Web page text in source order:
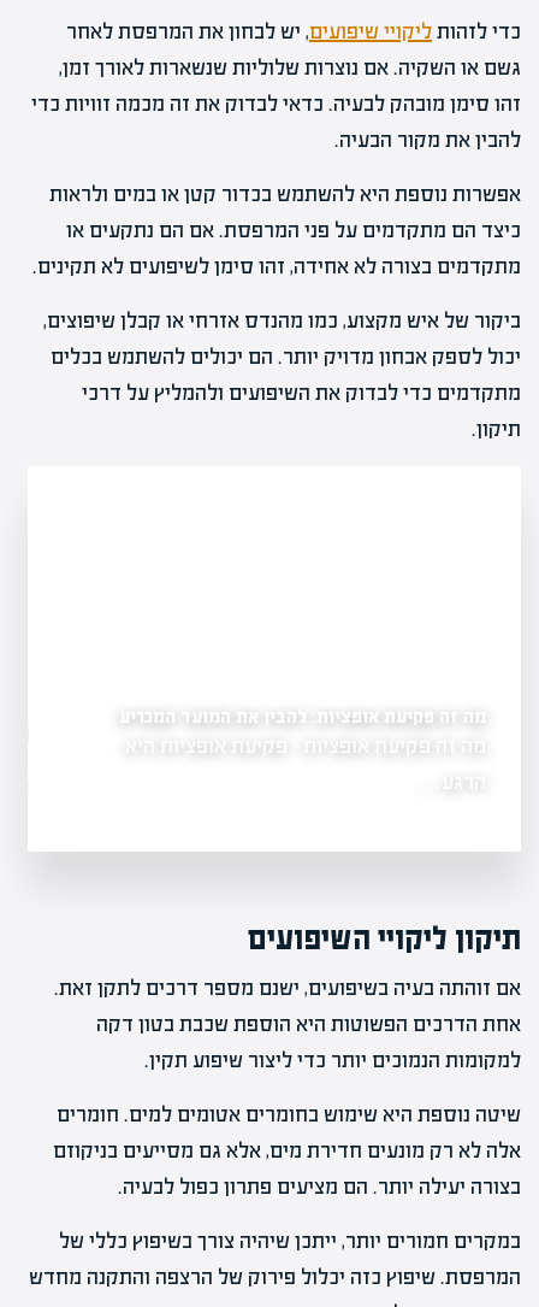
כדי לזהותליקויי שיפועים, יש לבחון את המרפסת לאחר
גשם או השקיה. אם נוצרות שלוליות שנשארות לאורך זמן,
זהו סימן מובהק לבעיה. כדאי לבדוק את זה מכמה זוויות כדי
להבין את מקור הבעיה.
אפשרות נוספת היא להשתמש בכדור קטן או במים ולראות
כיצד הם מתקדמים על פני המרפסת. אם הם נתקעים או
מתקדמים בצורה לא אחידה, זהו סימן לשיפועים לא תקינים.
ביקור של איש מקצוע, כמו מהנדס אזרחי או קבלן שיפוצים,
יכול לספק אבחון מדויק יותר. הם יכולים להשתמש בכלים
מתקדמים כדי לבדוק את השיפועים ולהמליץ על דרכי
תיקון.
המהווה
מה זה פקיעת אופציות: להבין את המועד המכריע
מה זה פקיעת אופציות - פקיעת אופציות היא
מה זה אופציות בשוק
תיקון ליקויי השיפועים
אם זוהתה בעיה בשיפועים, ישנם מספר דרכים לתקן זאת.
אחת הדרכים הפשוטות היא הוספת שכבת בטון דקה
למקומות הנמוכים יותר כדי ליצור שיפוע תקין.
שיטה נוספת היא שימוש בחומרים אטומים למים. חומרים
אלה לא רק מונעים חדירת מים, אלא גם מסייעים בניקוזם
בצורה יעילה יותר. הם מציעים פתרון כפול לבעיה.
במקרים חמורים יותר, ייתכן שיהיה צורך בשיפוץ כללי של
המרפסת. שיפוץ כזה יכלול פירוק של הרצפה והתקנה מחדש